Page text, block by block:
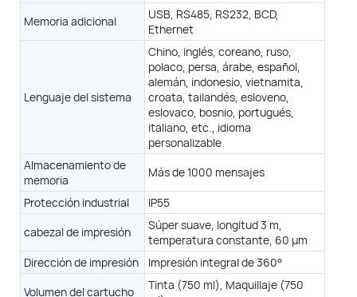
Memoria adicional
USB, RS485, RS232, BCD,
Ethernet
Lenguaje del sistema
Chino, inglés, coreano, ruso,
polaco, persa, árabe, español,
alemán, indonesio, vietnamita,
croata, tailandés, esloveno,
eslovaco, bosnio, portugués,
italiano, etc., idioma
personalizable
Almacenamiento de
memoria
Más de 1000 mensajes
Protección industrial
IP55
cabezal de impresión
Súper suave, longitud 3 m,
temperatura constante, 60 μm
Dirección de impresión
Impresión integral de 360°
Volumen del cartucho
Tinta (750 ml), Maquillaje (750
de barras, turno, código DM/QR, UPC A&E, GS1, logotipo.
39, Código 125, fecha/hora/fecha de caducidad automáticas,
español, alemán, indonesio, vietnamita, croata, tailandés,
italiano, etc., idioma personalizable
de 1000 mensajes
IP55, IP65 (opcional)
constante, 50 μm
Súper suave, longitud 3 m
temperatura constante, 40 μm
integral de 360°